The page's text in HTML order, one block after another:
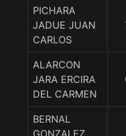
PICHARA
JADUE JUAN
CARLOS
ALARCON
JARA ERCIRA
DEL CARMEN
BERNAL
GONZALEZ